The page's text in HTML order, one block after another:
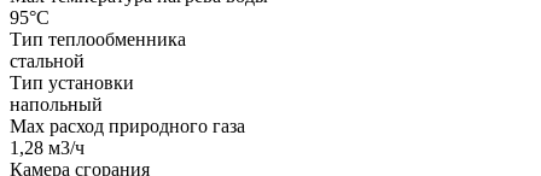
95°С
Тип теплообменника
стальной
Тип установки
напольный
Max расход природного газа
1,28 м3/ч
Камера сгорания